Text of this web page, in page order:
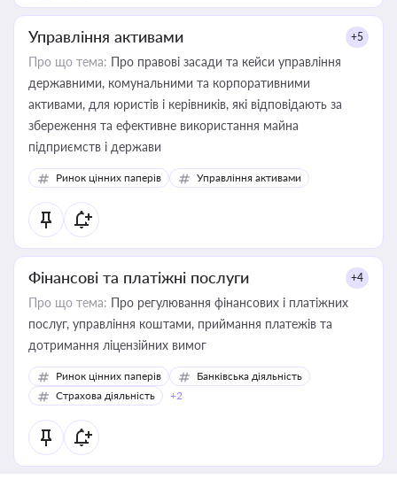
Управління активами +5
Про що тема: Про правові засади та кейси управління
державними, комунальними та корпоративними
активами, для юристів і керівників, які відповідають за
збереження та ефективне використання майна
підприємств і держави
Ринок цінних паперів Управління активами
Фінансові та платіжні послуги +4
Про що тема: Про регулювання фінансових і платіжних
послуг, управління коштами, приймання платежів та
дотримання ліцензійних вимог
Ринок цінних паперів
Банківська діяльність
Страхова діяльність
+2